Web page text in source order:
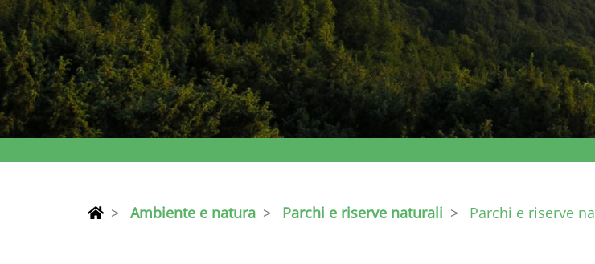
Ambiente e natura Parchi e riserve naturali Parchi e riserve